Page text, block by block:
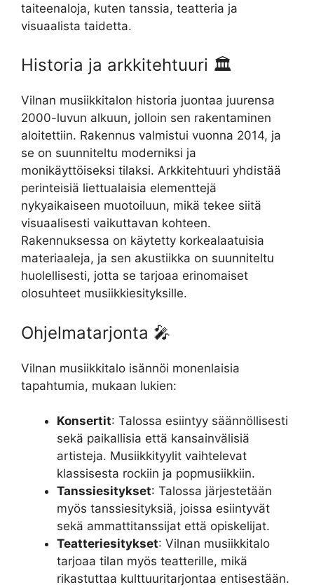
taiteenaloja, kuten tanssia, teatteria ja
visuaalista taidetta.
Historia ja arkkitehtuuri 🏛️
Vilnan musiikkitalon historia juontaa juurensa
2000-luvun alkuun, jolloin sen rakentaminen
aloitettiin. Rakennus valmistui vuonna 2014, ja
se on suunniteltu moderniksi ja
monikäyttöiseksi tilaksi. Arkkitehtuuri yhdistää
perinteisiä liettualaisia elementtejä
nykyaikaiseen muotoiluun, mikä tekee siitä
visuaalisesti vaikuttavan kohteen.
Rakennuksessa on käytetty korkealaatuisia
materiaaleja, ja sen akustiikka on suunniteltu
huolellisesti, jotta se tarjoaa erinomaiset
olosuhteet musiikkiesityksille.
Ohjelmatarjonta 🎤
Vilnan musiikkitalo isännöi monenlaisia
tapahtumia, mukaan lukien:
Konsertit: Talossa esiintyy säännöllisesti
sekä paikallisia että kansainvälisiä
artisteja. Musiikkityylit vaihtelevat
klassisesta rockiin ja popmusiikkiin.
Tanssiesitykset: Talossa järjestetään
myös tanssiesityksiä, joissa esiintyvät
sekä ammattitanssijat että opiskelijat.
Teatteriesitykset: Vilnan musiikkitalo
tarjoaa tilan myös teatterille, mikä
rikastuttaa kulttuuritarjontaa entisestään.